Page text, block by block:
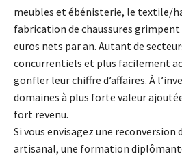
meubles et ébénisterie, le textile/
fabrication de chaussures grimpent
euros nets par an. Autant de
concurrentiels et plus facilement
gonfler leur chiffre d’affaires. À
domaines à plus forte valeur
fort revenu.
Si vous envisagez une reconversion
artisanal, une formation